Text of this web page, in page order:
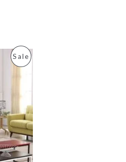
SaleP
D
U
C